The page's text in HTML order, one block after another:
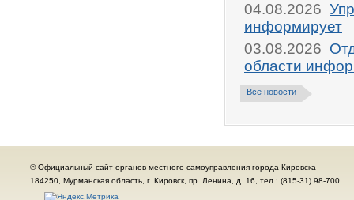
04.08.2026
информирует
03.08.2026
области
Все новости
© Официальный сайт органов местного самоуправления города Кировска
184250, Мурманская область, г. Кировск, пр. Ленина, д. 16, тел.: (815-31) 98-700